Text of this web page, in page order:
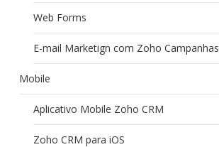
Web Forms
E-mail Marketign com Zoho Campanhas
Mobile
Aplicativo Mobile Zoho CRM
Zoho CRM para iOS